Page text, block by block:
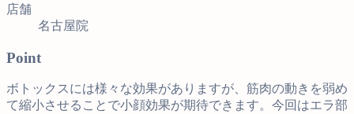
店舗
名古屋院
Point
ボトックスには様々な効果がありますが、筋肉の動きを弱め
て縮小させることで小顔効果が期待できます。今回はエラ部